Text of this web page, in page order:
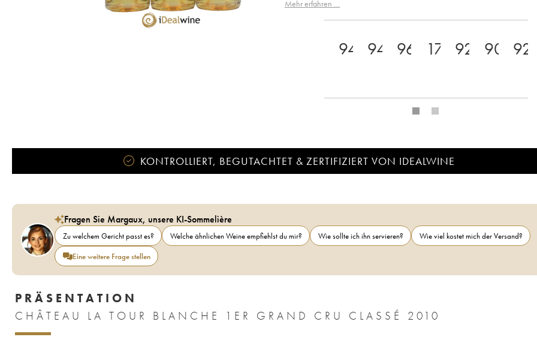
Klassifizierung:
Mehr erfahren …
94 94 96 17 92 90 92
KONTROLLIERT, BEGUTACHTET & ZERTIFIZIERT VON IDEALWINE
Fragen Sie Margaux, unsere KI-Sommelière
Zu welchem Gericht passt es? Welche ähnlichen Weine empfiehlst du mir? Wie sollte ich ihn servieren?
Wie viel kostet mich der Versand?
Eine weitere Frage stellen
PRÄSENTATION
CHÂTEAU LA TOUR BLANCHE 1ER GRAND CRU CLASSÉ 2010